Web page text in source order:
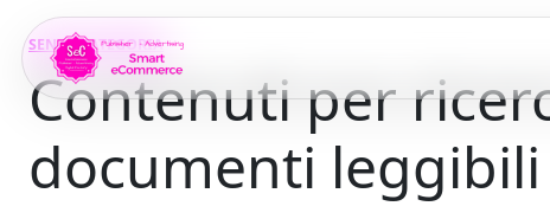
Vai al contenuto principale
SENZA CATEGORIA
Contenuti per
documenti